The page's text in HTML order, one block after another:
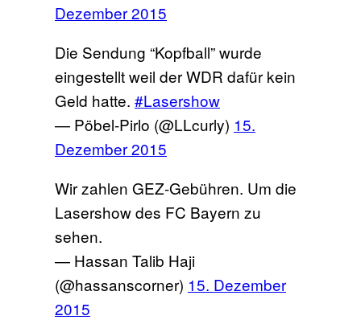
Dezember 2015
Die Sendung “Kopfball” wurde
eingestellt weil der WDR dafür kein
Geld hatte. #Lasershow
— Pöbel-Pirlo (@LLcurly) 15.
Dezember 2015
Wir zahlen GEZ-Gebühren. Um die
Lasershow des FC Bayern zu
sehen.
— Hassan Talib Haji
(@hassanscorner) 15. Dezember
2015